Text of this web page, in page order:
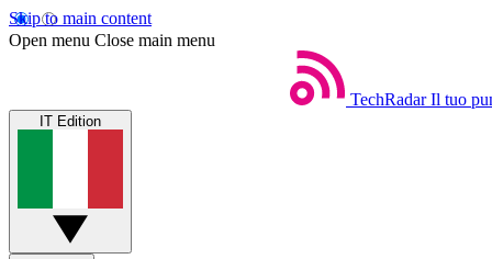
Skip to main content
Open menu Close main menu
TechRadar Il tuo
IT Edition